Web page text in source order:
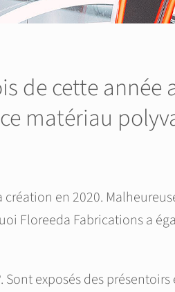
de cette
matériau
en 2020.
Floreeda Fabrications a
Sont exposés des